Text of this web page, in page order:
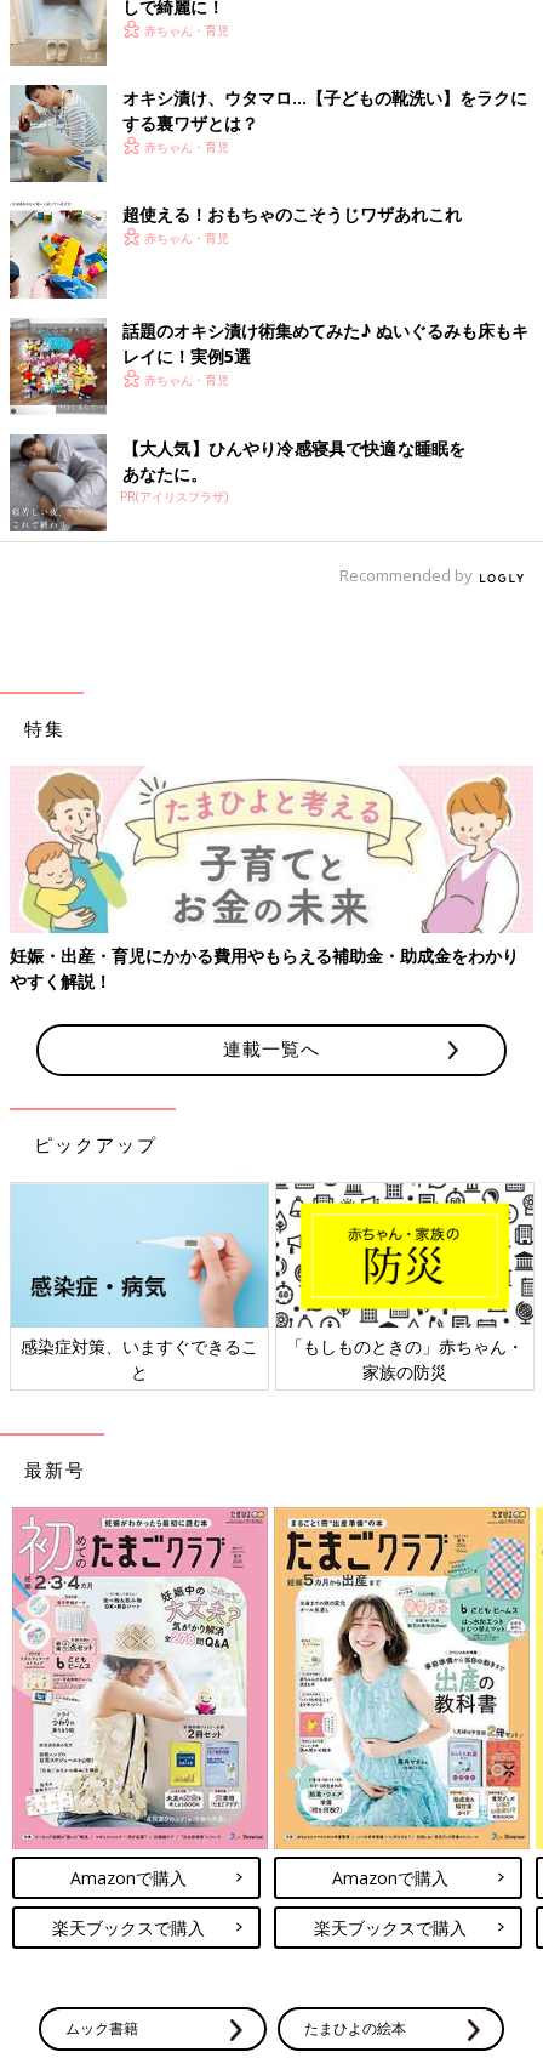
しで綺麗に！
赤ちゃん・育児
オキシ漬け、ウタマロ…【子どもの靴洗い】をラクに
する裏ワザとは？
赤ちゃん・育児
超使える！おもちゃのこそうじワザあれこれ
赤ちゃん・育児
話題のオキシ漬け術集めてみた♪ ぬいぐるみも床もキ
レイに！実例5選
赤ちゃん・育児
【大人気】ひんやり冷感寝具で快適な睡眠を
あなたに。
PR(アイリスプラザ)
Recommended by
特集
妊娠・出産・育児にかかる費用やもらえる補助金・助成金をわかり
やすく解説！
連載一覧へ
ピックアップ
感染症対策、いますぐできるこ
と
「もしものときの」赤ちゃん・
家族の防災
最新号
Amazonで購入
楽天ブックスで購入
Amazonで購入
楽天ブックスで購入
ムック書籍 たまひよの絵本